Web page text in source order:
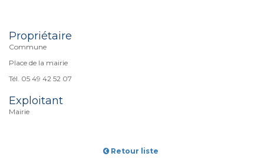
Propriétaire
Commune
Place de la mairie
Tél. 05 49 42 52 07
Exploitant
Mairie
Retour liste